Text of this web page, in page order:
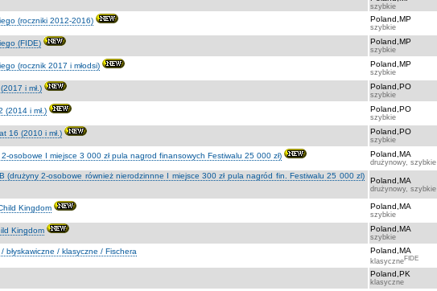
szybkie
(roczniki 2012-2016) Poland,MP
szybkie
(FIDE) Poland,MP
szybkie
(rocznik 2017 i młodsi) Poland,MP
szybkie
i mł.) Poland,PO
szybkie
(2014 i mł.) Poland,PO
szybkie
16 (2010 i mł.) Poland,PO
szybkie
osobowe I miejsce 3 000 zł pula nagrod finansowych Festiwalu 25 000 zł) Poland,MA
drużynowy, szybkie
(drużyny 2-osobowe również nierodzinnne I miejsce 300 zł pula nagród fin. Festiwalu 25 000 zl)
Poland,MA
drużynowy, szybkie
Kingdom Poland,MA
szybkie
Kingdom Poland,MA
szybkie
błyskawiczne / klasyczne / Fischera Poland,MA
klasyczneFIDE
Poland,PK
klasyczne